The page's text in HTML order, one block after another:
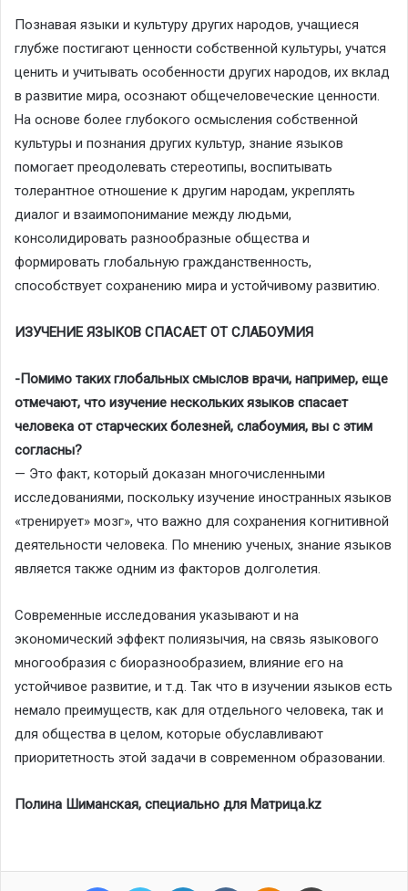
Познавая языки и культуру других народов, учащиеся
глубже постигают ценности собственной культуры, учатся
ценить и учитывать особенности других народов, их вклад
в развитие мира, осознают общечеловеческие ценности.
На основе более глубокого осмысления собственной
культуры и познания других культур, знание языков
помогает преодолевать стереотипы, воспитывать
толерантное отношение к другим народам, укреплять
диалог и взаимопонимание между людьми,
консолидировать разнообразные общества и
формировать глобальную гражданственность,
способствует сохранению мира и устойчивому развитию.
ИЗУЧЕНИЕ ЯЗЫКОВ СПАСАЕТ ОТ СЛАБОУМИЯ
-Помимо таких глобальных смыслов врачи, например, еще
отмечают, что изучение нескольких языков спасает
человека от старческих болезней, слабоумия, вы с этим
согласны?
— Это факт, который доказан многочисленными
исследованиями, поскольку изучение иностранных языков
«тренирует» мозг», что важно для сохранения когнитивной
деятельности человека. По мнению ученых, знание языков
является также одним из факторов долголетия.
Современные исследования указывают и на
экономический эффект полиязычия, на связь языкового
многообразия с биоразнообразием, влияние его на
устойчивое развитие, и т.д. Так что в изучении языков есть
немало преимуществ, как для отдельного человека, так и
для общества в целом, которые обуславливают
приоритетность этой задачи в современном образовании.
Полина Шиманская, специально для Матрица.kz
Facebook Twitter LinkedIn VKontakteOdnoklassniki